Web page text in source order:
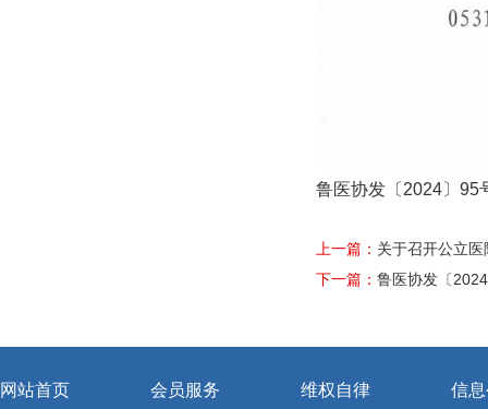
鲁医协发〔2024〕95
上一篇： 关于召开公立
下一篇： 鲁医协发〔
网站首页 会员服务 维权自律 信